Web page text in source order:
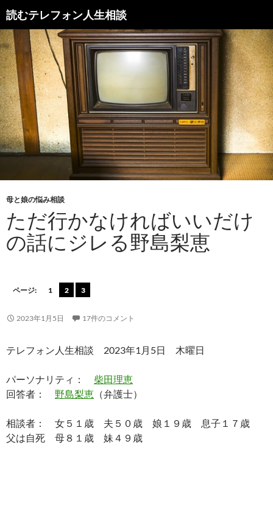
読むテレフォン人生相談
母と娘の悩み相談
ただ行かなければいいだけ
の話にジレる野島梨恵
ページ: 1 2 3
2023年1月5日 17件のコメント
テレフォン人生相談 2023年1月5日 木曜日
パーソナリティ： 柴田理恵
回答者： 野島梨恵 （弁護士）
相談者： 女５１歳 夫５０歳 娘１９歳 息子１７歳
父は自死 母８１歳 妹４９歳